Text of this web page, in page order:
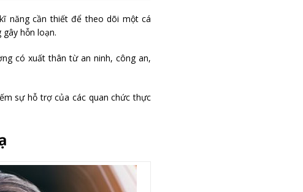
năng cần thiết để theo dõi một cá
hỗn loạn.
có xuất thân từ an ninh, công an,
sự hỗ trợ của các quan chức thực